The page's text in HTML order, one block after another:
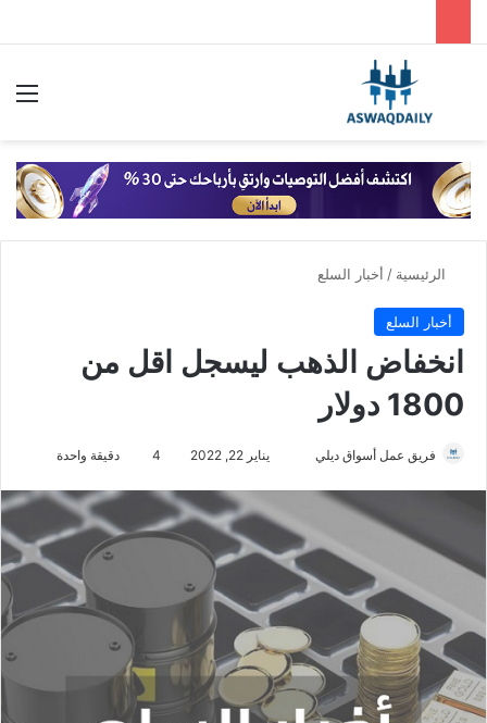
بحث عن
الرئيسية / أخبار السلع
أخبار السلع
انخفاض الذهب ليسجل اقل من
1800 دولار
فريق عمل أسواق ديلي يناير 22, 2022 4 دقيقة واحدة